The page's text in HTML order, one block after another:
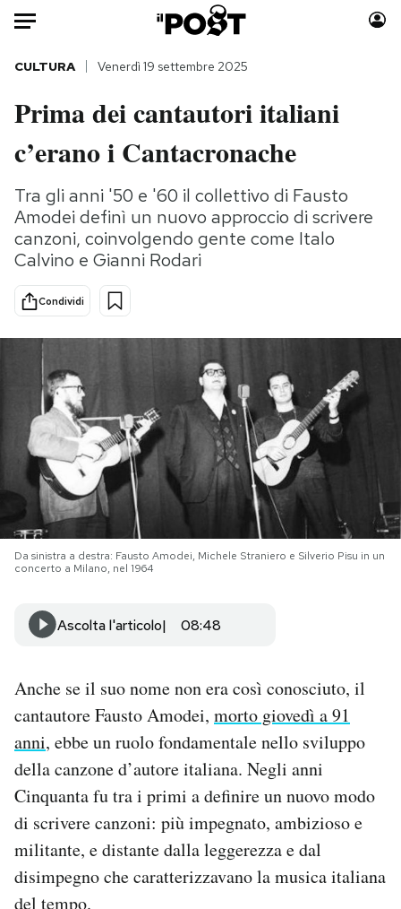
Auto
HOME
Italia
Politica
Tecnologia
Internet
Cultura
Moda
Consumismi
Storie/Idee
PODCAST
NEWSLETTER
I MIEI PREFERITI
SHOP
Area Personale
Newsletter
Notifiche mobile
Hai bisogno di aiuto?
Esci
CULTURA Venerdì 19 settembre 2025
Prima dei cantautori italiani
c’erano i Cantacronache
Tra gli anni '50 e '60 il collettivo di Fausto
Amodei definì un nuovo approccio di scrivere
canzoni, coinvolgendo gente come Italo
Calvino e Gianni Rodari
Condividi
Da sinistra a destra: Fausto Amodei, ‎Michele Straniero e Silverio Pisu in un
concerto a Milano, nel 1964‎
Ascolta l'articolo 08:48
Anche se il suo nome non era così conosciuto, il
cantautore Fausto Amodei, morto giovedì a 91
anni, ebbe un ruolo fondamentale nello sviluppo
della canzone d’autore italiana. Negli anni
Cinquanta fu tra i primi a definire un nuovo modo
di scrivere canzoni: più impegnato, ambizioso e
militante, e distante dalla leggerezza e dal
disimpegno che caratterizzavano la musica italiana
del tempo.